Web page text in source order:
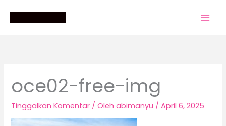
oce02-free-img
Tinggalkan Komentar / Olehabimanyu /April 6, 2025